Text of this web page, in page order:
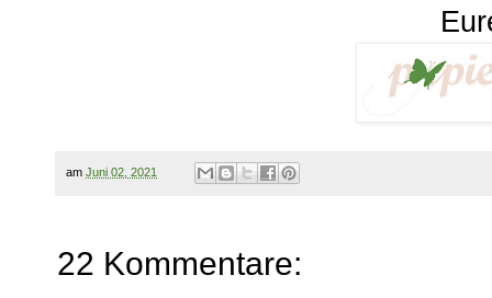
am Juni 02, 2021
22 Kommentare: